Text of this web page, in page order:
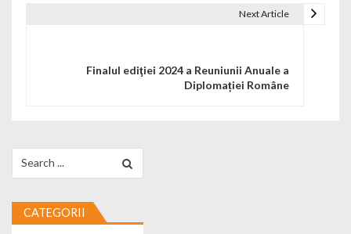
Next Article
Finalul ediţiei 2024 a Reuniunii Anuale a
Diplomației Române
CATEGORII